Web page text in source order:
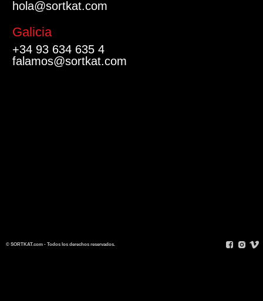
hola@sortkat.com
Galicia
+34 93 634 635 4
falamos@sortkat.com
© SORTKAT.com - Todos los derechos reservados.